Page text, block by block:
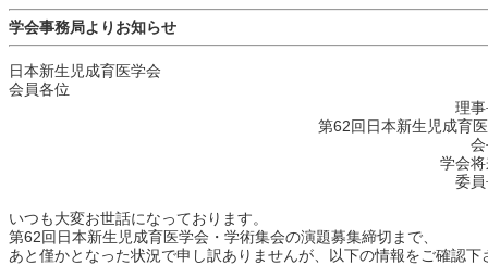
学会事務局よりお知らせ
日本新生児成育医学会
会員各位
理事長 楠田
第62回日本新生児成育医学会学
会長 側島
学会将来構想委
委員長 高橋
いつも大変お世話になっております。
第62回日本新生児成育医学会・学術集会の演題募集締切まで、
あと僅かとなった状況で申し訳ありませんが、以下の情報をご確認下